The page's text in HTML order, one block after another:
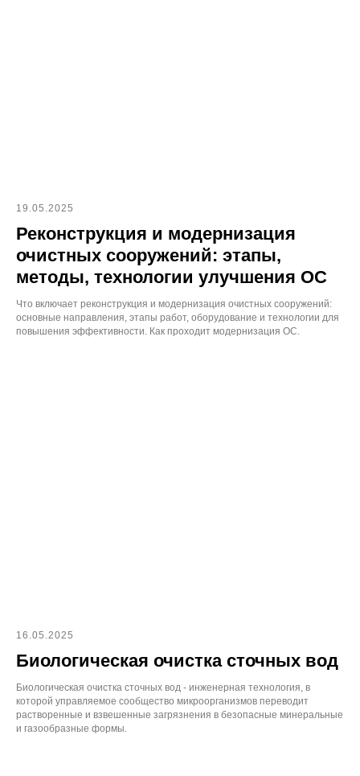
19.05.2025
Реконструкция и модернизация
очистных сооружений: этапы,
методы, технологии улучшения ОС
Что включает реконструкция и модернизация очистных сооружений:
основные направления, этапы работ, оборудование и технологии для
повышения эффективности. Как проходит модернизация ОС.
16.05.2025
Биологическая очистка сточных вод
Биологическая очистка сточных вод - инженерная технология, в
которой управляемое сообщество микроорганизмов переводит
растворенные и взвешенные загрязнения в безопасные минеральные
и газообразные формы.
Скребковая система
Механическоеобезвоживание
осадка
ИНН 7743414710
«ЭКВИПЛЕКС»